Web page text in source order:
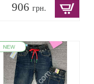
906грн.